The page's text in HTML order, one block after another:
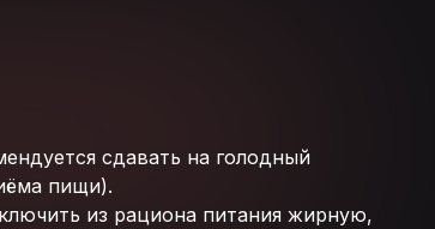
сдавать на голодный
пищи).
из рациона питания жирную,